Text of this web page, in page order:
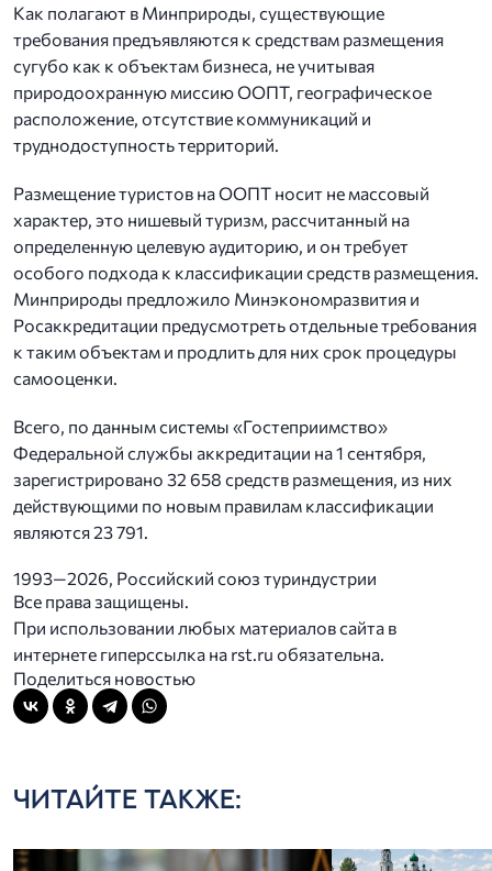
Как полагают в Минприроды, существующие
требования предъявляются к средствам размещения
сугубо как к объектам бизнеса, не учитывая
природоохранную миссию ООПТ, географическое
расположение, отсутствие коммуникаций и
труднодоступность территорий.
Размещение туристов на ООПТ носит не массовый
характер, это нишевый туризм, рассчитанный на
определенную целевую аудиторию, и он требует
особого подхода к классификации средств размещения.
Минприроды предложило Минэкономразвития и
Росаккредитации предусмотреть отдельные требования
к таким объектам и продлить для них срок процедуры
самооценки.
Всего, по данным системы «Гостеприимство»
Федеральной службы аккредитации на 1 сентября,
зарегистрировано 32 658 средств размещения, из них
действующими по новым правилам классификации
являются 23 791.
1993—2026, Российский союз туриндустрии
Все права защищены.
При использовании любых материалов сайта в
интернете гиперссылка на rst.ru обязательна.
Поделиться новостью
ЧИТАЙТЕ ТАКЖЕ: